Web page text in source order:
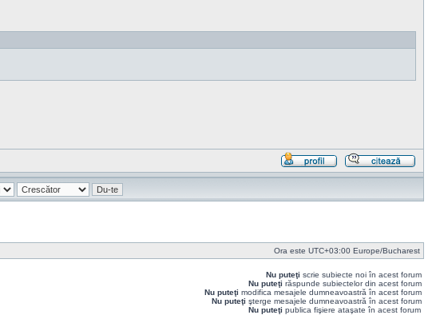
cu
Profil
Ora este UTC+03:00 Europe/Bucharest
Nu puteţi scrie subiecte noi în acest forum
Nu puteţi răspunde subiectelor din acest forum
Nu puteţi modifica mesajele dumneavoastră în acest forum
Nu puteţi şterge mesajele dumneavoastră în acest forum
Nu puteţi publica fişiere ataşate în acest forum